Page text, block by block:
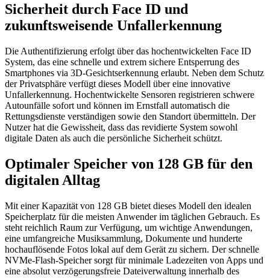
Sicherheit durch Face ID und
zukunftsweisende Unfallerkennung
Die Authentifizierung erfolgt über das hochentwickelten Face ID
System, das eine schnelle und extrem sichere Entsperrung des
Smartphones via 3D-Gesichtserkennung erlaubt. Neben dem Schutz
der Privatsphäre verfügt dieses Modell über eine innovative
Unfallerkennung. Hochentwickelte Sensoren registrieren schwere
Autounfälle sofort und können im Ernstfall automatisch die
Rettungsdienste verständigen sowie den Standort übermitteln. Der
Nutzer hat die Gewissheit, dass das revidierte System sowohl
digitale Daten als auch die persönliche Sicherheit schützt.
Optimaler Speicher von 128 GB für den
digitalen Alltag
Mit einer Kapazität von 128 GB bietet dieses Modell den idealen
Speicherplatz für die meisten Anwender im täglichen Gebrauch. Es
steht reichlich Raum zur Verfügung, um wichtige Anwendungen,
eine umfangreiche Musiksammlung, Dokumente und hunderte
hochauflösende Fotos lokal auf dem Gerät zu sichern. Der schnelle
NVMe-Flash-Speicher sorgt für minimale Ladezeiten von Apps und
eine absolut verzögerungsfreie Dateiverwaltung innerhalb des